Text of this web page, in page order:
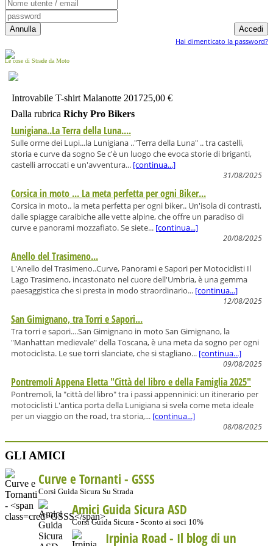
Hai dimenticato la password?
Le cose di Strade da Moto
Introvabile T-shirt Malanotte 201725,00 €
Dalla rubrica Richy Pro Bikers
Lunigiana..La Terra della Luna....
Sulle orme dei Lupi...la Lunigiana .."Terra della Luna" .. tra castelli,
storia e curve da sogno Se c'è un luogo che evoca storie di briganti,
castelli arroccati e un'avventura... [continua...]
31/08/2025
Corsica in moto ... La meta perfetta per ogni Biker...
Corsica in moto.. la meta perfetta per ogni biker.. Un'isola di contrasti,
dalle spiagge caraibiche alle vette alpine, che offre un paradiso di
curve e panorami mozzafiato. Se siete... [continua...]
20/08/2025
Anello del Trasimeno...
L'Anello del Trasimeno..Curve, Panorami e Sapori per Motociclisti Il
Lago Trasimeno, incastonato nel cuore dell'Umbria, è una gemma
paesaggistica che si presta in modo straordinario... [continua...]
12/08/2025
San Gimignano, tra Torri e Sapori...
Tra torri e sapori....San Gimignano in moto San Gimignano, la
"Manhattan medievale" della Toscana, è una meta da sogno per ogni
motociclista. Le sue torri slanciate, che si stagliano... [continua...]
09/08/2025
Pontremoli Appena Eletta "Città del libro e della Famiglia 2025"
Pontremoli, la "città del libro" tra i passi appenninici: un itinerario per
motociclisti L'antica porta della Lunigiana si svela come meta ideale
per un viaggio on the road, tra storia,... [continua...]
08/08/2025
GLI AMICI
Curve e Tornanti - GSSS
Corsi Guida Sicura Su Strada
Amici Guida Sicura ASD
Corsi Guida Sicura - Sconto ai soci 10%
Irpinia Road - Il blog di un